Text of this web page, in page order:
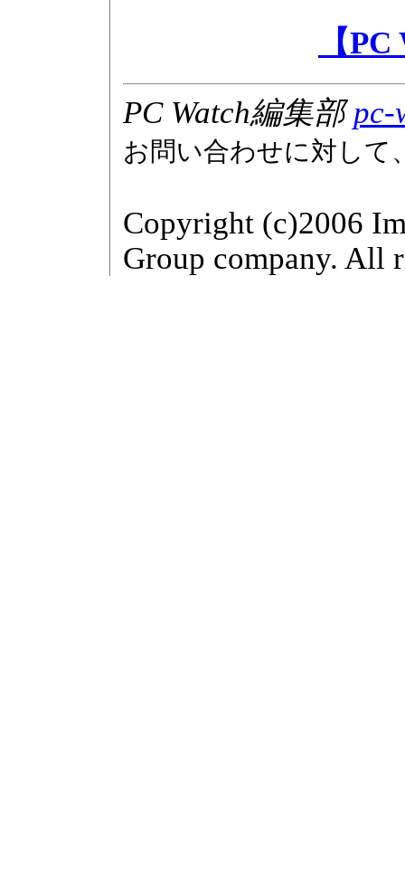
【
PC Watch編集部pc-
お問い合わせに対して
Copyright (c)2006
Group company. All